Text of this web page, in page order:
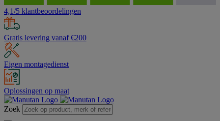
4,1/5 klantbeoordelingen
Gratis levering vanaf €200
Eigen montagedienst
Oplossingen op maat
Zoek